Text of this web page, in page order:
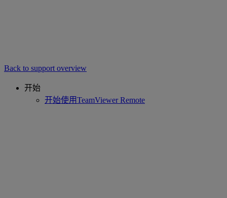
Back to support overview
开始
开始使用TeamViewer Remote